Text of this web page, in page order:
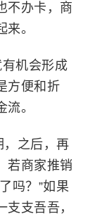
不办卡，商
。
机会形成
方便和折
。
之后，再
若商家推销
吗？”如果
支吾吾，